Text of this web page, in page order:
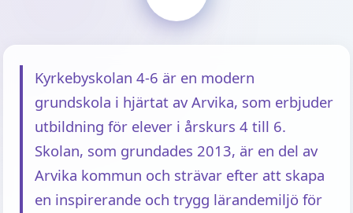
Kyrkebyskolan 4-6 är en modern
grundskola i hjärtat av Arvika, som erbjuder
utbildning för elever i årskurs 4 till 6.
Skolan, som grundades 2013, är en del av
Arvika kommun och strävar efter att skapa
en inspirerande och trygg lärandemiljö för